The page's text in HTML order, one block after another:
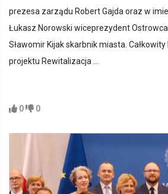
prezesa zarządu Robert Gajda oraz w
Łukasz Norowski wiceprezydent
Sławomir Kijak skarbnik miasta.
projektu Rewitalizacja ...
0
0